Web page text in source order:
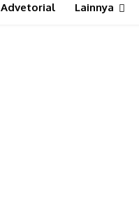
Advetorial Lainnya